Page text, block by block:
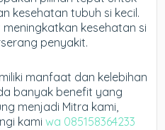
kesehatan tubuh si kecil.
kesehatan si
penyakit.
manfaat dan kelebihan
banyak benefit yang
menjadi Mitra kami,
kamiwa 085158364233